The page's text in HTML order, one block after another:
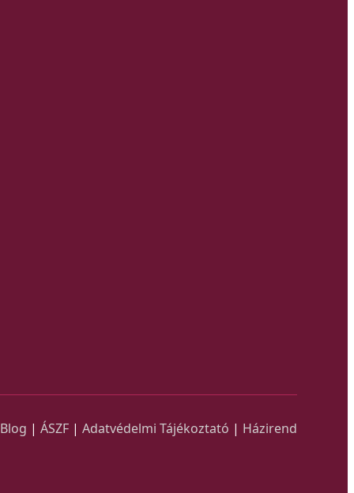
Blog | ÁSZF | Adatvédelmi Tájékoztató | Házirend